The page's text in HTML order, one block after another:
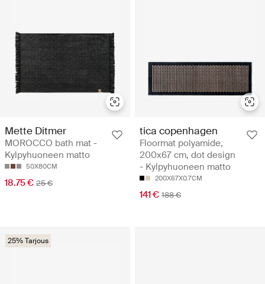
Mette Ditmer
MOROCCO bath mat -
Kylpyhuoneen matto
50X80CM
18.75 € 25 €
tica copenhagen
Floormat polyamide,
200x67 cm, dot design
- Kylpyhuoneen matto
200X67X0.7CM
141 € 188 €
25% Tarjous